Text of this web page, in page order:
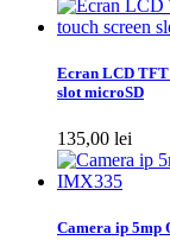
Ecran LCD TFT
slot microSD
135,00 lei
Camera ip 5mp